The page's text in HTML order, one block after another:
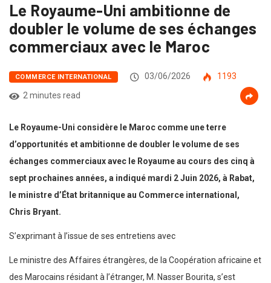
Le Royaume-Uni ambitionne de
doubler le volume de ses échanges
commerciaux avec le Maroc
COMMERCE INTERNATIONAL 03/06/2026
1193
2 minutes read
Le Royaume-Uni considère le Maroc comme une terre
d’opportunités et ambitionne de doubler le volume de ses
échanges commerciaux avec le Royaume au cours des cinq à
sept prochaines années, a indiqué mardi 2 Juin 2026, à Rabat,
le ministre d’État britannique au Commerce international,
Chris Bryant.
S’exprimant à l’issue de ses entretiens avec
Le ministre des Affaires étrangères, de la Coopération africaine et
des Marocains résidant à l’étranger, M. Nasser Bourita, s’est